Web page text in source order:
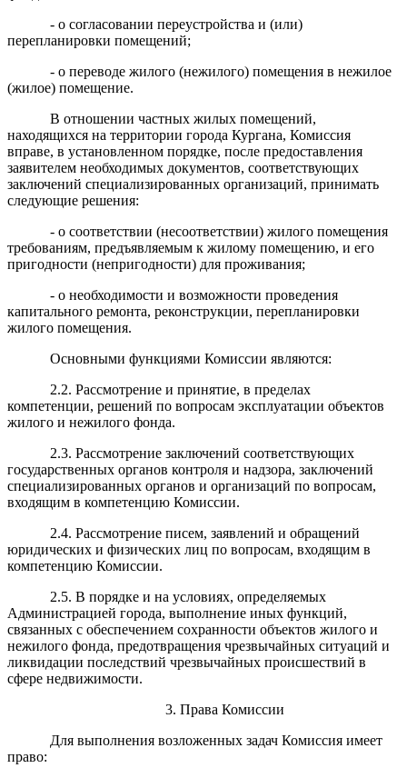
- о согласовании переустройства и (или)
перепланировки помещений;
- о переводе жилого (нежилого) помещения в нежилое
(жилое) помещение.
В отношении частных жилых помещений,
находящихся на территории города Кургана, Комиссия
вправе, в установленном порядке, после предоставления
заявителем необходимых документов, соответствующих
заключений специализированных организаций, принимать
следующие решения:
- о соответствии (несоответствии) жилого помещения
требованиям, предъявляемым к жилому помещению, и его
пригодности (непригодности) для проживания;
- о необходимости и возможности проведения
капитального ремонта, реконструкции, перепланировки
жилого помещения.
Основными функциями Комиссии являются:
2.2. Рассмотрение и принятие, в пределах
компетенции, решений по вопросам эксплуатации объектов
жилого и нежилого фонда.
2.3. Рассмотрение заключений соответствующих
государственных органов контроля и надзора, заключений
специализированных органов и организаций по вопросам,
входящим в компетенцию Комиссии.
2.4. Рассмотрение писем, заявлений и обращений
юридических и физических лиц по вопросам, входящим в
компетенцию Комиссии.
2.5. В порядке и на условиях, определяемых
Администрацией города, выполнение иных функций,
связанных с обеспечением сохранности объектов жилого и
нежилого фонда, предотвращения чрезвычайных ситуаций и
ликвидации последствий чрезвычайных происшествий в
сфере недвижимости.
3. Права Комиссии
Для выполнения возложенных задач Комиссия имеет
право: